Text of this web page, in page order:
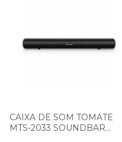
CAIXA DE SOM TOMATE
MTS-2033 SOUNDBAR